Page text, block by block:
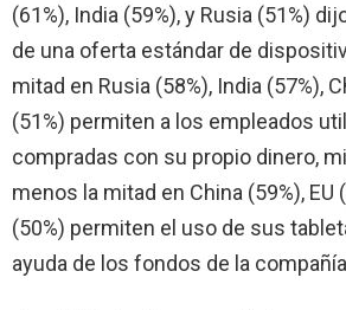
(61%), India (59%), y Rusia (51%)
de una oferta estándar de
mitad en Rusia (58%), India (57%),
(51%) permiten a los empleados
compradas con su propio dinero,
menos la mitad en China (59%), EU
(50%) permiten el uso de sus
ayuda de los fondos de la